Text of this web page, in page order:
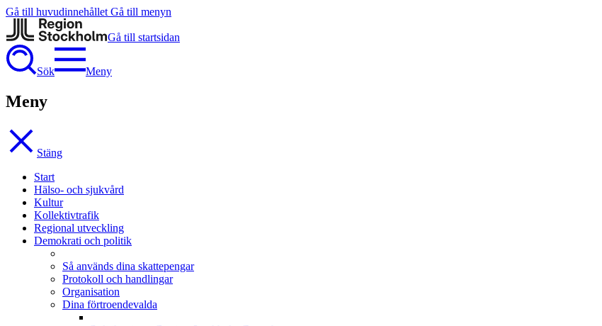
Gå till huvudinnehållet Gå till menyn
Gå till startsidan
Sök Meny
Meny
Stäng
Start
Hälso- och sjukvård
Kultur
Kollektivtrafik
Regional utveckling
Demokrati och politik
Så används dina skattepengar
Protokoll och handlingar
Organisation
Dina förtroendevalda